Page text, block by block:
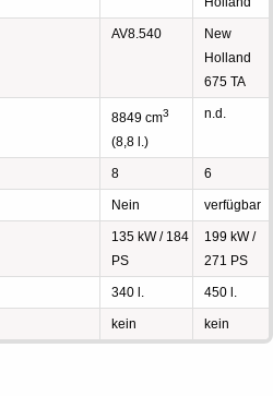
AV8.540
New
Holland
675 TA
8849 cm3
(8,8 l.)
n.d.
8 6
Nein verfügbar
135 kW / 184
PS
199 kW /
271 PS
340 l. 450 l.
kein kein